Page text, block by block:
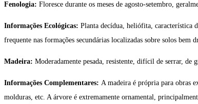
Fenologia: Floresce durante os meses de agosto-setembro,
Informações Ecológicas: Planta decídua, heliófita, característica
frequente nas formações secundárias localizadas sobre solos bem
Madeira: Moderadamente pesada, resistente, difícil de serrar, de
Informações Complementares: A madeira é própria para obras
molduras, etc. A árvore é extremamente ornamental,